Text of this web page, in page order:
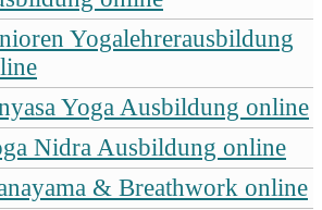
Yogalehrerausbildung
Yoga Ausbildung online
Nidra Ausbildung online
& Breathwork online